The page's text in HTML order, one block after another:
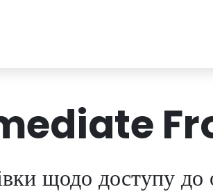
щодо доступу до